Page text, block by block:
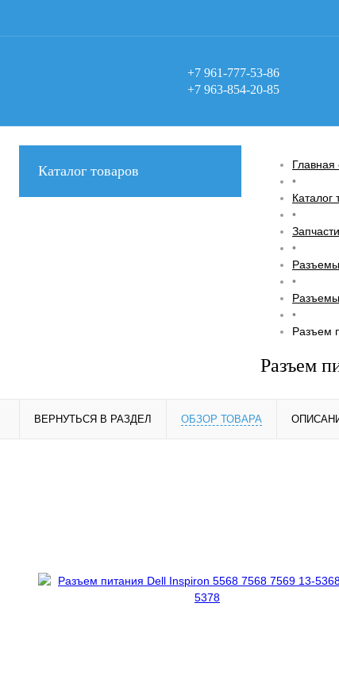
+7 961-777-53-86
+7 963-854-20-85
Каталог товаров
Главная
•
Каталог
•
•
•
•
Разъем
Разъем
ВЕРНУТЬСЯ В РАЗДЕЛ ОБЗОР ТОВАРА